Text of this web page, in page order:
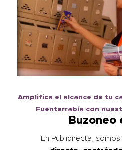
Amplifica el alcance de tu
Fuenterrabía con
Buzoneo
En Publidirecta,